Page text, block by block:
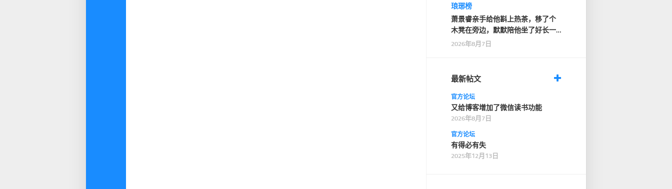
琅琊榜
萧景睿亲手给他斟上热茶，移了个
木凳在旁边，默默陪他坐了好长一
段时间，才轻轻说了…
2026年8月7日
最新帖文
官方论坛
又给博客增加了微信读书功能
2026年8月7日
官方论坛
有得必有失
2025年12月13日